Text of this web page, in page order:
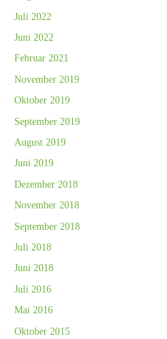
Juli 2022
Juni 2022
Februar 2021
November 2019
Oktober 2019
September 2019
August 2019
Juni 2019
Dezember 2018
November 2018
September 2018
Juli 2018
Juni 2018
Juli 2016
Mai 2016
Oktober 2015